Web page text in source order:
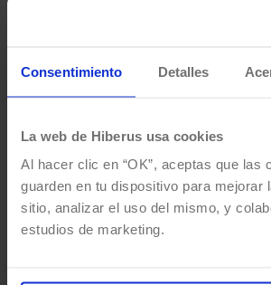
Consentimiento Detalles
La web de Hiberus usa cookies
Al hacer clic en “OK”, aceptas que las
guarden en tu dispositivo para mejorar
sitio, analizar el uso del mismo, y
estudios de marketing.
marketing altamente
. Esto permite a las
mensajes y ofertas específicas a
Además de sus características y
funcionalidades avanzadas,
cuenta con una sólida
Salesforce, como líder en el